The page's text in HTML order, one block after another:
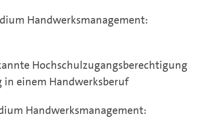
Handwerksmanagement:
Hochschulzugangsberechtigung
einem Handwerksberuf
Handwerksmanagement: